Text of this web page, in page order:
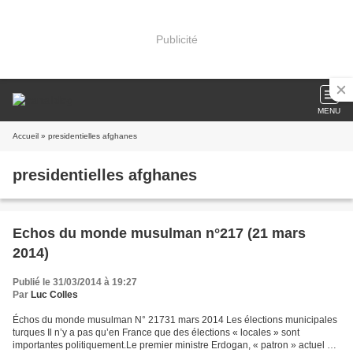
Publicité
MENU
Accueil » presidentielles afghanes
presidentielles afghanes
Echos du monde musulman n°217 (21 mars
2014)
Publié le 31/03/2014 à 19:27
Par Luc Colles
Échos du monde musulman N° 21731 mars 2014 Les élections municipales
turques Il n’y a pas qu’en France que des élections « locales » sont
importantes politiquement.Le premier ministre Erdogan, « patron » actuel du